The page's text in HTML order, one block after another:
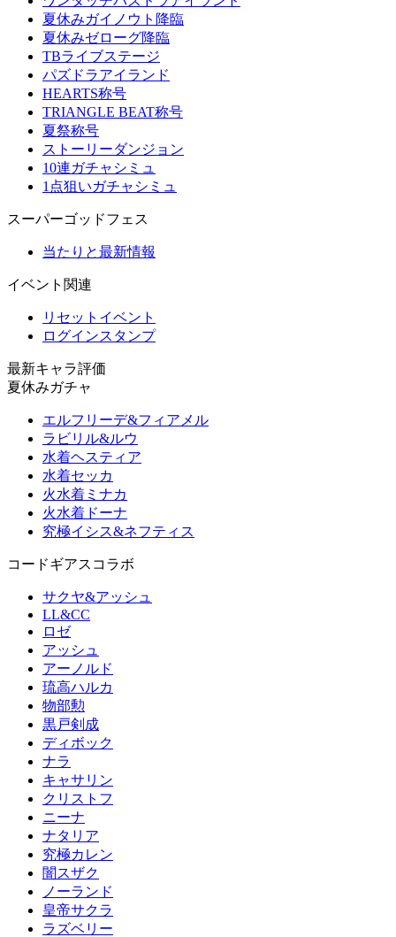
夏休みガイノウト降臨
夏休みゼローグ降臨
TBライブステージ
パズドラアイランド
HEARTS称号
TRIANGLE BEAT称号
夏祭称号
ストーリーダンジョン
10連ガチャシミュ
1点狙いガチャシミュ
スーパーゴッドフェス
当たりと最新情報
イベント関連
リセットイベント
ログインスタンプ
最新キャラ評価
夏休みガチャ
エルフリーデ&フィアメル
ラビリル&ルウ
水着ヘスティア
水着セッカ
火水着ミナカ
火水着ドーナ
究極イシス&ネフティス
コードギアスコラボ
サクヤ&アッシュ
LL&CC
ロゼ
アッシュ
アーノルド
琉高ハルカ
物部勲
黒戸剣成
ディボック
ナラ
キャサリン
クリストフ
ニーナ
ナタリア
究極カレン
闇スザク
ノーランド
皇帝サクラ
ラズベリー